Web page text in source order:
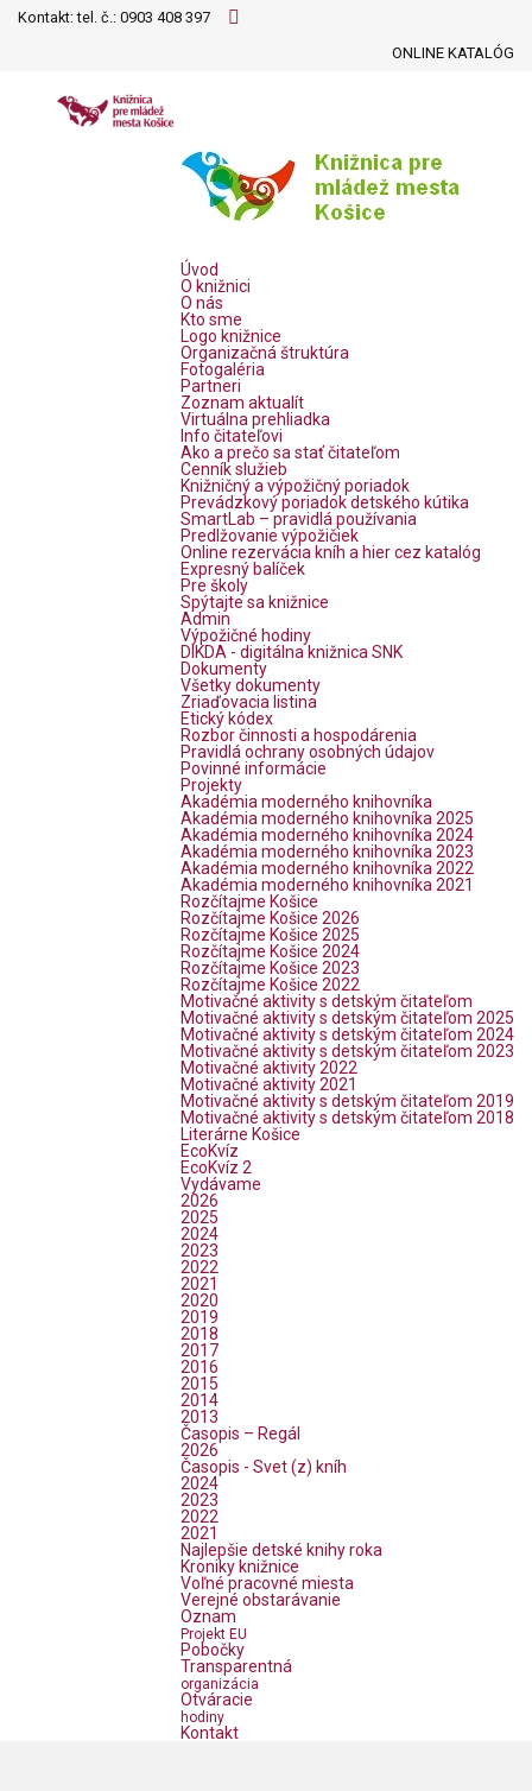
Kontakt: tel. č.: 0903 408 397
ONLINE KATALÓG
Úvod
O knižnici
O nás
Kto sme
Logo knižnice
Organizačná štruktúra
Fotogaléria
Partneri
Zoznam aktualít
Virtuálna prehliadka
Info čitateľovi
Ako a prečo sa stať čitateľom
Cenník služieb
Knižničný a výpožičný poriadok
Prevádzkový poriadok detského kútika
SmartLab – pravidlá používania
Predlžovanie výpožičiek
Online rezervácia kníh a hier cez katalóg
Expresný balíček
Pre školy
Spýtajte sa knižnice
Admin
Výpožičné hodiny
DIKDA - digitálna knižnica SNK
Dokumenty
Všetky dokumenty
Zriaďovacia listina
Etický kódex
Rozbor činnosti a hospodárenia
Pravidlá ochrany osobných údajov
Povinné informácie
Projekty
Akadémia moderného knihovníka
Akadémia moderného knihovníka 2025
Akadémia moderného knihovníka 2024
Akadémia moderného knihovníka 2023
Akadémia moderného knihovníka 2022
Akadémia moderného knihovníka 2021
Rozčítajme Košice
Rozčítajme Košice 2026
Rozčítajme Košice 2025
Rozčítajme Košice 2024
Rozčítajme Košice 2023
Rozčítajme Košice 2022
Motivačné aktivity s detským čitateľom
Motivačné aktivity s detským čitateľom 2025
Motivačné aktivity s detským čitateľom 2024
Motivačné aktivity s detským čitateľom 2023
Motivačné aktivity 2022
Motivačné aktivity 2021
Motivačné aktivity s detským čitateľom 2019
Motivačné aktivity s detským čitateľom 2018
Literárne Košice
EcoKvíz
EcoKvíz 2
Vydávame
2026
2025
2024
2023
2022
2021
2020
2019
2018
2017
2016
2015
2014
2013
Časopis – Regál
2026
Časopis - Svet (z) kníh
2024
2023
2022
2021
Najlepšie detské knihy roka
Kroniky knižnice
Voľné pracovné miesta
Verejné obstarávanie
Oznam
Projekt EU
Pobočky
Transparentná
organizácia
Otváracie
hodiny
Kontakt